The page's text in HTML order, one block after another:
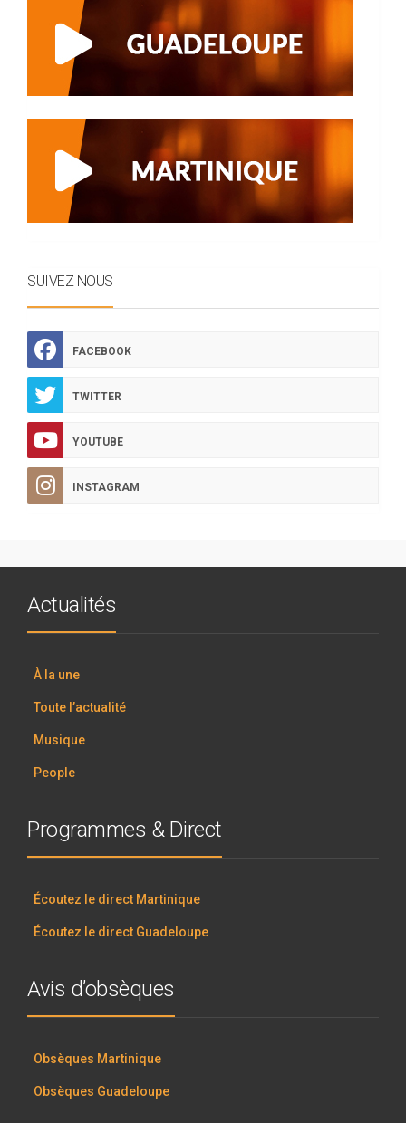
SUIVEZ NOUS
FACEBOOK
TWITTER
YOUTUBE
INSTAGRAM
Actualités
À la une
Toute l’actualité
Musique
People
Programmes & Direct
Écoutez le direct Martinique
Écoutez le direct Guadeloupe
Avis d’obsèques
Obsèques Martinique
Obsèques Guadeloupe